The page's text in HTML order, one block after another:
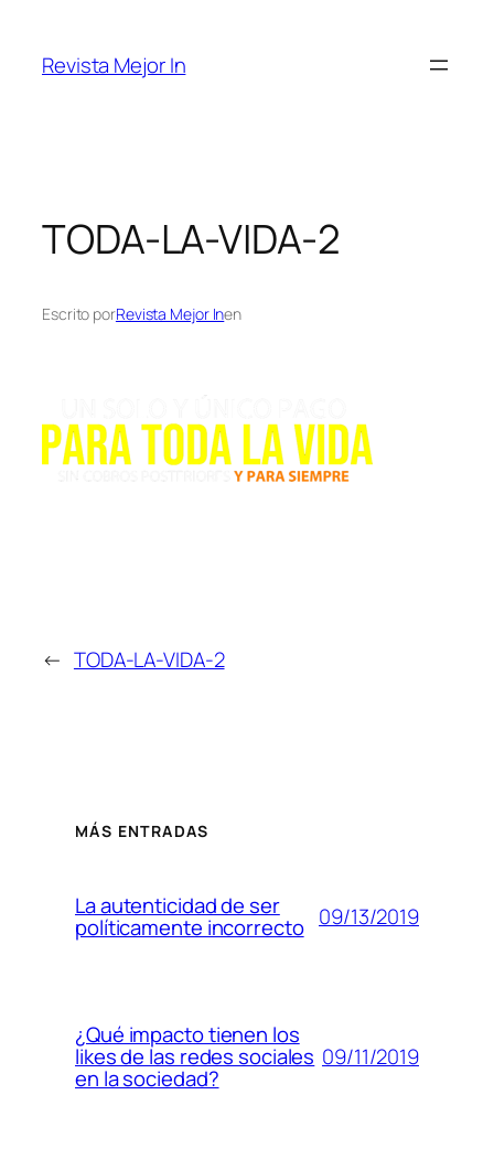
contenido
Revista Mejor In
TODA-LA-VIDA-2
Escrito porRevista Mejor Inen
← TODA-LA-VIDA-2
MÁS ENTRADAS
La autenticidad de ser
políticamente incorrecto 09/13/2019
¿Qué impacto tienen los
likes de las redes sociales
en la sociedad?
09/11/2019